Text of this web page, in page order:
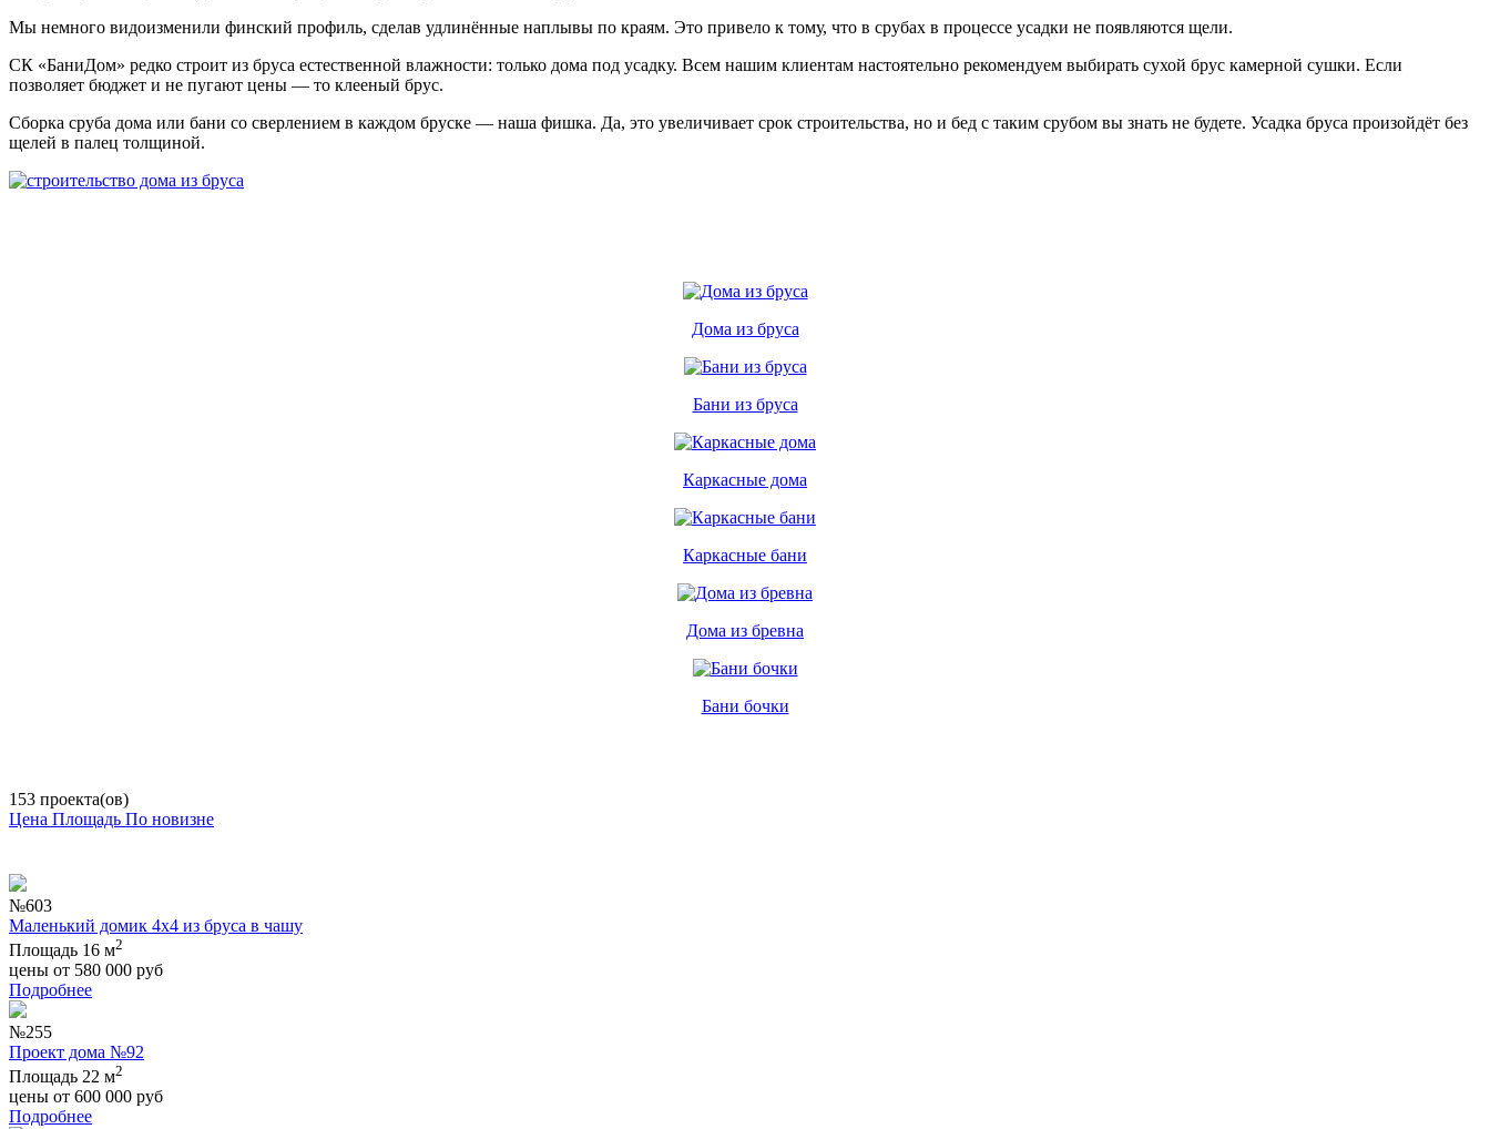
Мы немного видоизменили финский профиль, сделав удлинённые наплывы по краям. Это привело к тому, что в срубах в процессе усадки не появляются щели.
СК «БаниДом» редко строит из бруса естественной влажности: только дома под усадку. Всем нашим клиентам настоятельно рекомендуем выбирать сухой брус камерной сушки. Если
позволяет бюджет и не пугают цены — то клееный брус.
Сборка сруба дома или бани со сверлением в каждом бруске — наша фишка. Да, это увеличивает срок строительства, но и бед с таким срубом вы знать не будете. Усадка бруса произойдёт без
щелей в палец толщиной.
Дома из бруса
Бани из бруса
Каркасные дома
Каркасные бани
Дома из бревна
Бани бочки
153 проекта(ов)
Цена Площадь По новизне
№603
Маленький домик 4х4 из бруса в чашу
Площадь 16 м2
цены от 580 000 руб
Подробнее
№255
Проект дома №92
Площадь 22 м2
цены от 600 000 руб
Подробнее